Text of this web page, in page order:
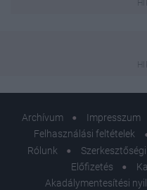
Archívum Impresszum
Felhasználási feltételek
Rólunk
Előfizetés
Akadálymentesítési